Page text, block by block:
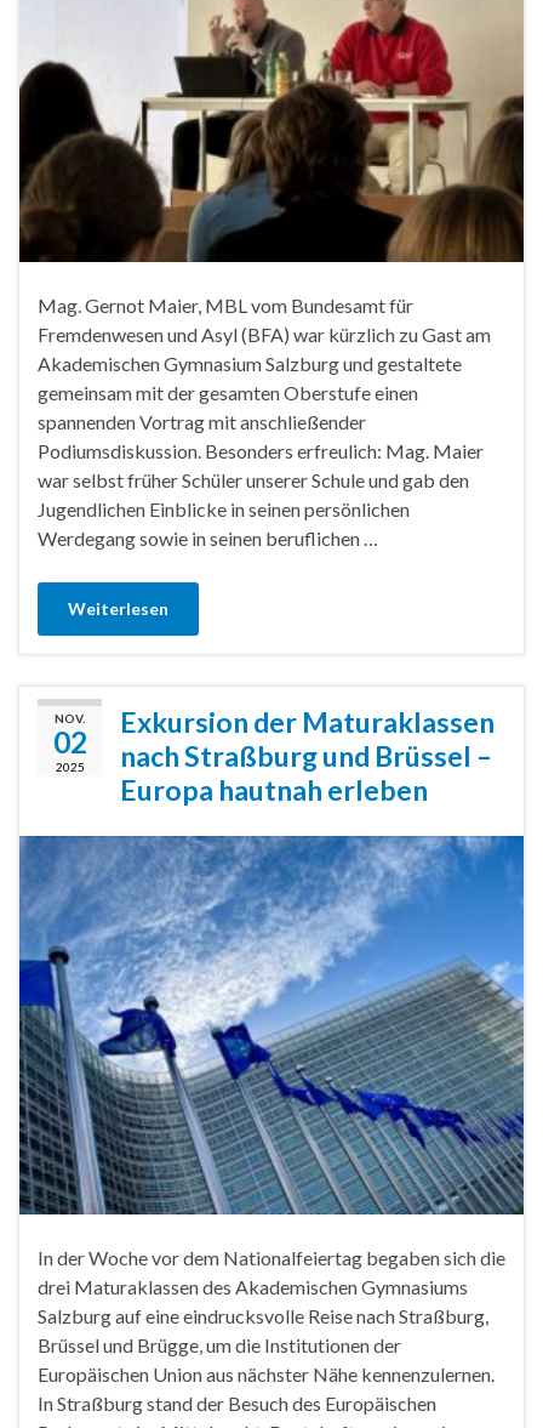
Mag. Gernot Maier, MBL vom Bundesamt für
Fremdenwesen und Asyl (BFA) war kürzlich zu Gast am
Akademischen Gymnasium Salzburg und gestaltete
gemeinsam mit der gesamten Oberstufe einen
spannenden Vortrag mit anschließender
Podiumsdiskussion. Besonders erfreulich: Mag. Maier
war selbst früher Schüler unserer Schule und gab den
Jugendlichen Einblicke in seinen persönlichen
Werdegang sowie in seinen beruflichen …
Weiterlesen
NOV.
02
2025
Exkursion der Maturaklassen
nach Straßburg und Brüssel –
Europa hautnah erleben
In der Woche vor dem Nationalfeiertag begaben sich die
drei Maturaklassen des Akademischen Gymnasiums
Salzburg auf eine eindrucksvolle Reise nach Straßburg,
Brüssel und Brügge, um die Institutionen der
Europäischen Union aus nächster Nähe kennenzulernen.
In Straßburg stand der Besuch des Europäischen